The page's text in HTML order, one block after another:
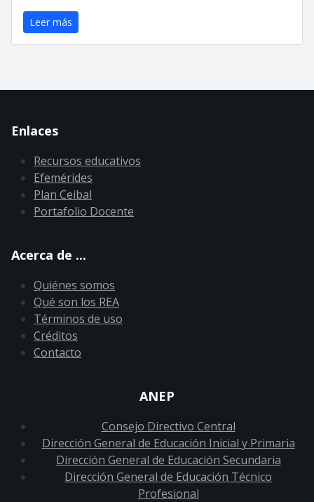
Leer más
Enlaces
Recursos educativos
Efemérides
Plan Ceibal
Portafolio Docente
Acerca de ...
Quiénes somos
Qué son los REA
Términos de uso
Créditos
Contacto
ANEP
Consejo Directivo Central
Dirección General de Educación Inicial y Primaria
Dirección General de Educación Secundaria
Dirección General de Educación Técnico
Profesional